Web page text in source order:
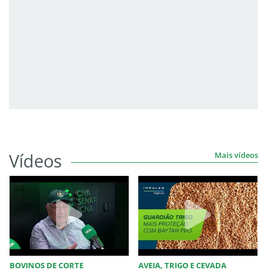
Vídeos Mais vídeos
BOVINOS DE CORTE AVEIA, TRIGO E CEVADA